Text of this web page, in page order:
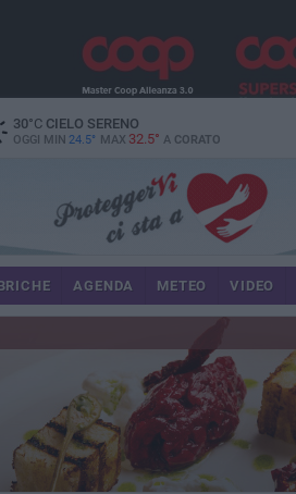
30°CCIELO SERENO
OGGI MIN 24.5° MAX 32.5° A CORATO
AGENDA METEO VIDEO